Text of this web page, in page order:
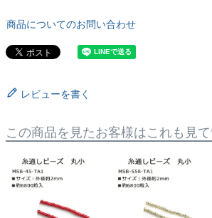
商品についてのお問い合わせ
レビューを書く
この商品を見たお客様はこれも見